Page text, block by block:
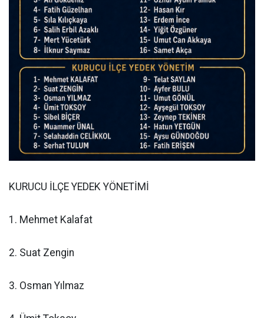
KURUCU İLÇE YEDEK YÖNETİMİ
1. Mehmet Kalafat
2. Suat Zengin
3. Osman Yılmaz